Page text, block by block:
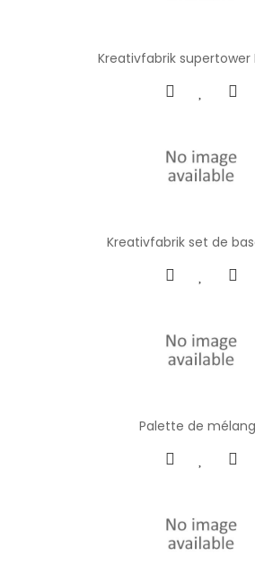
Kreativfabrik supertower
Kreativfabrik set de
Palette de